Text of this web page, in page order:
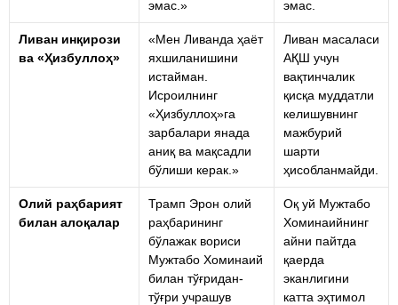
эмас.»
эмас.
Ливан инқирози
ва «Ҳизбуллоҳ»
«Мен Ливанда ҳаёт
яхшиланишини
истайман.
Исроилнинг
«Ҳизбуллоҳ»га
зарбалари янада
аниқ ва мақсадли
бўлиши керак.»
Ливан масаласи
АҚШ учун
вақтинчалик
қисқа муддатли
келишувнинг
мажбурий
шарти
ҳисобланмайди.
Олий раҳбарият
билан алоқалар
Трамп Эрон олий
раҳбарининг
бўлажак вориси
Мужтабо Хоминаий
билан тўғридан-
тўғри учрашув
Оқ уй Мужтабо
Хоминаийнинг
айни пайтда
қаерда
эканлигини
катта эҳтимол